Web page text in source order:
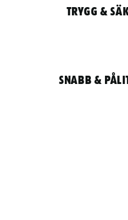
Trygg &
Snabb &